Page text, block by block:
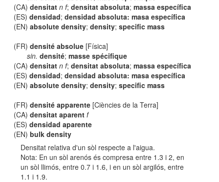
(CA)densitat n f;densitat absoluta;massa específica
(ES)densidad;densidad absoluta: masa específica
(EN)absolute density;density;specific mass
(FR)densité absolue [Física]
sin. densité; masse spécifique
(CA)densitat n f;densitat absoluta;massa específica
(ES)densidad;densidad absoluta: masa específica
(EN)absolute density;density;specific mass
(FR)densité apparente [Ciències de la Terra]
(CA)densitat aparent f
(ES)densidad aparente
(EN)bulk density
Densitat relativa d'un sòl respecte a l'aigua.
Nota: En un sòl arenós és compresa entre 1.3 i 2, en
un sòl llimós, entre 0.7 i 1.6, i en un sòl argilós, entre
1.1 i 1.9.